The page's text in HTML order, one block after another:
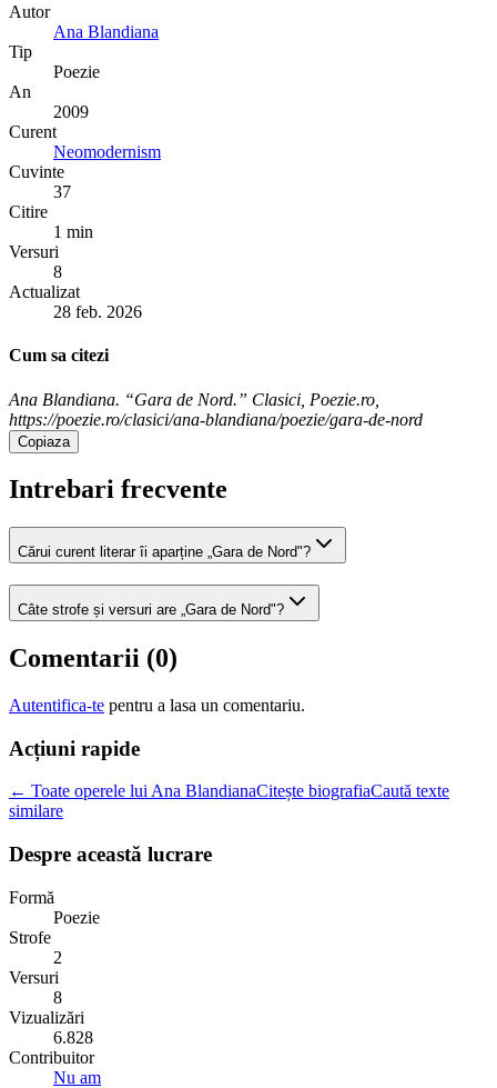
Autor
Ana Blandiana
Tip
Poezie
An
2009
Curent
Neomodernism
Cuvinte
37
Citire
1 min
Versuri
8
Actualizat
28 feb. 2026
Cum sa citezi
Ana Blandiana. “Gara de Nord.” Clasici, Poezie.ro,
https://poezie.ro/clasici/ana-blandiana/poezie/gara-de-nord
Copiaza
Intrebari frecvente
Cărui curent literar îi aparține „Gara de Nord"?
Câte strofe și versuri are „Gara de Nord"?
Comentarii (0)
Autentifica-te pentru a lasa un comentariu.
Acțiuni rapide
← Toate operele lui Ana BlandianaCitește biografiaCaută texte
similare
Despre această lucrare
Formă
Poezie
Strofe
2
Versuri
8
Vizualizări
6.828
Contribuitor
Nu am